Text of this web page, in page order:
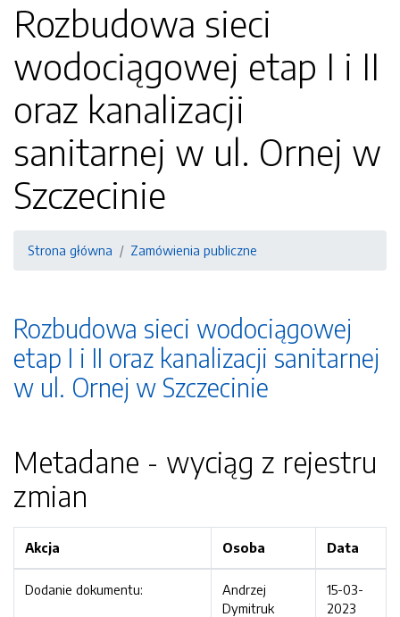
Rozbudowa sieci
wodociągowej etap I i II
oraz kanalizacji
sanitarnej w ul. Ornej w
Szczecinie
Strona główna Zamówienia publiczne
Rozbudowa sieci wodociągowej
etap I i II oraz kanalizacji sanitarnej
w ul. Ornej w Szczecinie
Metadane - wyciąg z rejestru
zmian
Akcja Osoba Data
Dodanie dokumentu:
Andrzej
Dymitruk
15-03-
2023